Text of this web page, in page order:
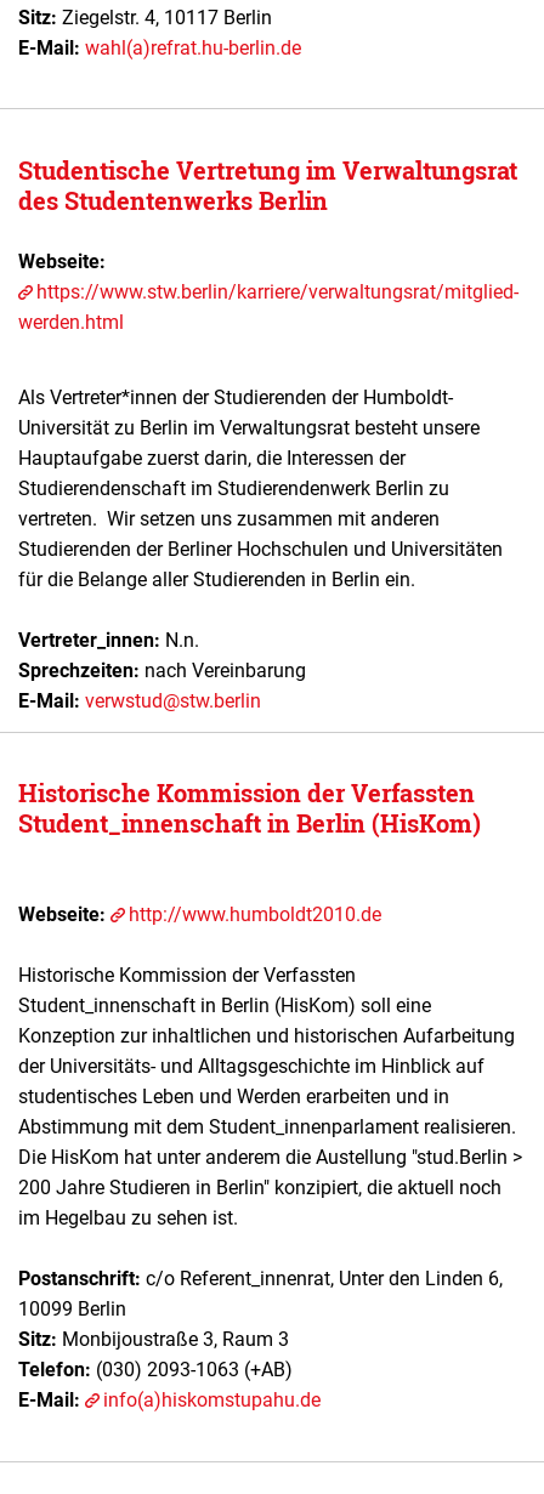
Sitz: Ziegelstr. 4, 10117 Berlin
E-Mail: wahl(a)refrat.hu-berlin.de
Studentische Vertretung im Verwaltungsrat
des Studentenwerks Berlin
Webseite:
https://www.stw.berlin/karriere/verwaltungsrat/mitglied-
werden.html
Als Vertreter*innen der Studierenden der Humboldt-
Universität zu Berlin im Verwaltungsrat besteht unsere
Hauptaufgabe zuerst darin, die Interessen der
Studierendenschaft im Studierendenwerk Berlin zu
vertreten. Wir setzen uns zusammen mit anderen
Studierenden der Berliner Hochschulen und Universitäten
für die Belange aller Studierenden in Berlin ein.
Vertreter_innen: N.n.
Sprechzeiten: nach Vereinbarung
E-Mail: verwstud@stw.berlin
Historische Kommission der Verfassten
Student_innenschaft in Berlin (HisKom)
Webseite: http://www.humboldt2010.de
Historische Kommission der Verfassten
Student_innenschaft in Berlin (HisKom) soll eine
Konzeption zur inhaltlichen und historischen Aufarbeitung
der Universitäts- und Alltagsgeschichte im Hinblick auf
studentisches Leben und Werden erarbeiten und in
Abstimmung mit dem Student_innenparlament realisieren.
Die HisKom hat unter anderem die Austellung "stud.Berlin >
200 Jahre Studieren in Berlin" konzipiert, die aktuell noch
im Hegelbau zu sehen ist.
Postanschrift: c/o Referent_innenrat, Unter den Linden 6,
10099 Berlin
Sitz: Monbijoustraße 3, Raum 3
Telefon: (030) 2093-1063 (+AB)
E-Mail:
info(a)hiskomstupahu.de